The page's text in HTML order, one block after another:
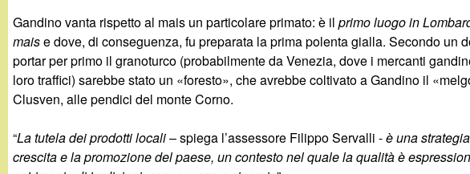
n
d
i
n
Gandino vanta rispetto al mais un particolare primato: è ilprimo luogo in
maise dove, di conseguenza, fu preparata la prima polenta gialla. Secondo un
portar per primo il granoturco (probabilmente da Venezia, dove i mercanti
loro traffici) sarebbe stato un «foresto», che avrebbe coltivato a Gandino il
Clusven, alle pendici del monte Corno.
“La tutela dei prodotti locali– spiega l’assessore Filippo Servalli -è una
crescita e la promozione del paese, un contesto nel quale la qualità è